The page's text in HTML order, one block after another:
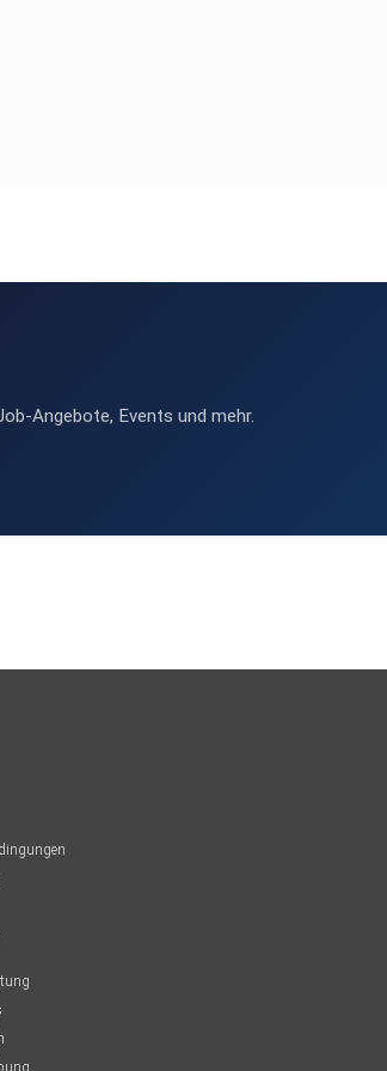
Angebote, Events und mehr.